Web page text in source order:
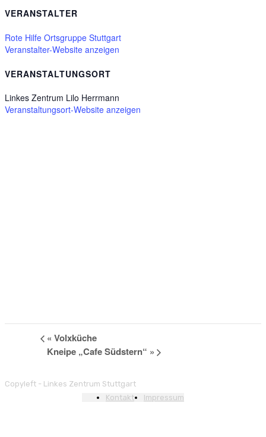
VERANSTALTER
Rote Hilfe Ortsgruppe Stuttgart
Veranstalter-Website anzeigen
VERANSTALTUNGSORT
Linkes Zentrum Lilo Herrmann
Veranstaltungsort-Website anzeigen
« Volxküche
Kneipe „Cafe Südstern“ »
Copyleft - Linkes Zentrum Stuttgart
Kontakt
Impressum